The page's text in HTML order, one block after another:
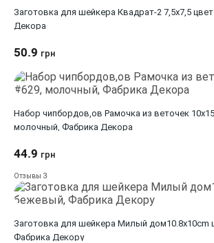
Заготовка для шейкера Квадрат-2 7,5x7,5
Декора
50.9 грн
Набор чипбордов,ов Рамочка из веточек
молочный, Фабрика Декора
44.9 грн
Отзывы 3
Заготовка для шейкера Милый дом10.8х10cm
Фабрика Декору